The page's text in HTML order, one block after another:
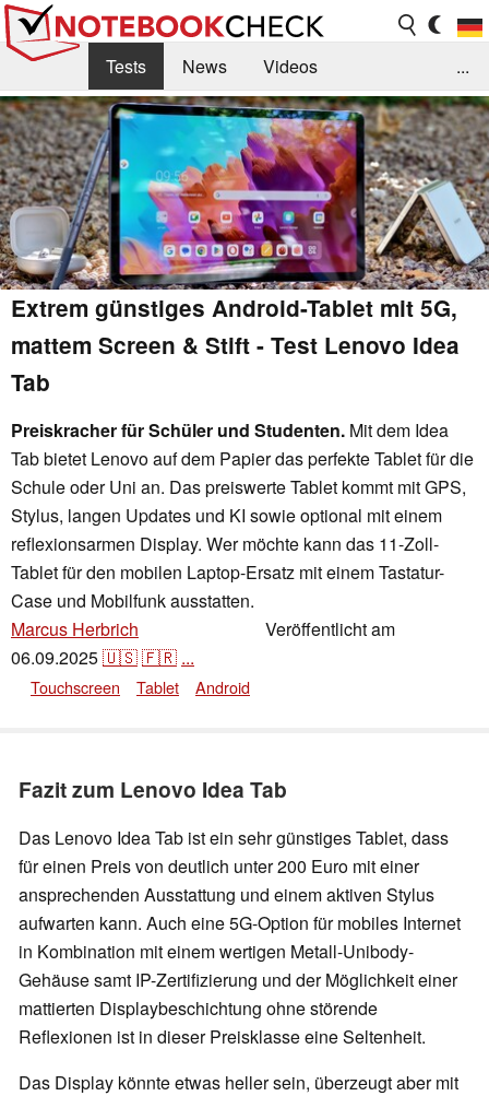
Tests News
Videos
Benchmarks & Tech
Externe Tests
Kaufberatung
Deals Suche
Jobs
Forum
...
Extrem günstiges Android-Tablet mit 5G,
mattem Screen & Stift - Test Lenovo Idea
Tab
Preiskracher für Schüler und Studenten. Mit dem Idea
Tab bietet Lenovo auf dem Papier das perfekte Tablet für die
Schule oder Uni an. Das preiswerte Tablet kommt mit GPS,
Stylus, langen Updates und KI sowie optional mit einem
reflexionsarmen Display. Wer möchte kann das 11-Zoll-
Tablet für den mobilen Laptop-Ersatz mit einem Tastatur-
Case und Mobilfunk ausstatten.
Marcus Herbrich
Veröffentlicht am
06.09.2025🇺🇸🇫🇷 ...
Touchscreen Tablet Android
Fazit zum Lenovo Idea Tab
Das Lenovo Idea Tab ist ein sehr günstiges Tablet, dass
für einen Preis von deutlich unter 200 Euro mit einer
ansprechenden Ausstattung und einem aktiven Stylus
aufwarten kann. Auch eine 5G-Option für mobiles Internet
in Kombination mit einem wertigen Metall-Unibody-
Gehäuse samt IP-Zertifizierung und der Möglichkeit einer
mattierten Displaybeschichtung ohne störende
Reflexionen ist in dieser Preisklasse eine Seltenheit.
Das Display könnte etwas heller sein, überzeugt aber mit